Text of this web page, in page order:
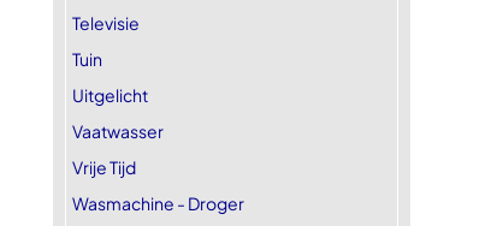
Televisie
Tuin
Uitgelicht
Vaatwasser
Vrije Tijd
Wasmachine - Droger